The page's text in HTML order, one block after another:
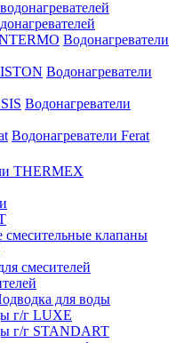
Водонагреватели
Водонагреватели
Водонагреватели
Водонагреватели Ferat
THERMEX
смесительные клапаны
смесителей
для воды
г/г LUXE
г/г STANDART